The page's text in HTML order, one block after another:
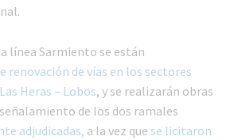
línea Sarmiento se están
renovación de vías en los sectores
Heras – Lobos, y se realizarán obras
de los dos ramales
adjudicadas, a la vez que se licitaron